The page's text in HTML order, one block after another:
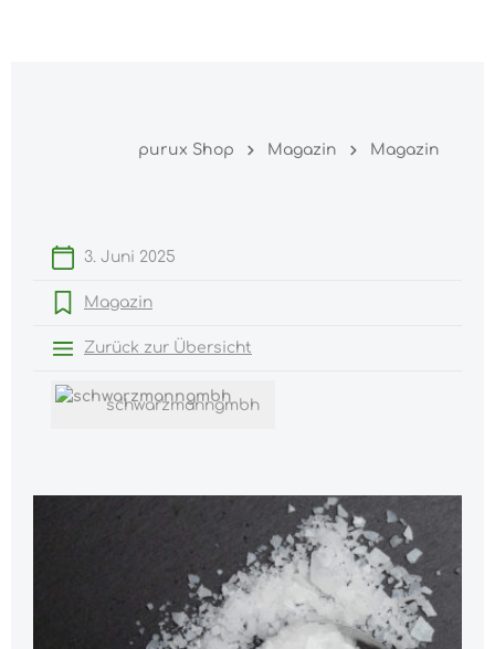
purux Shop Magazin Magazin
3. Juni 2025
Magazin
Zurück zur Übersicht
schwarzmanngmbh